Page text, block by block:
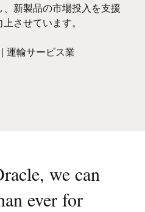
新製品の市場投入を支援
させています。
運輸サービス業
we can
ever for